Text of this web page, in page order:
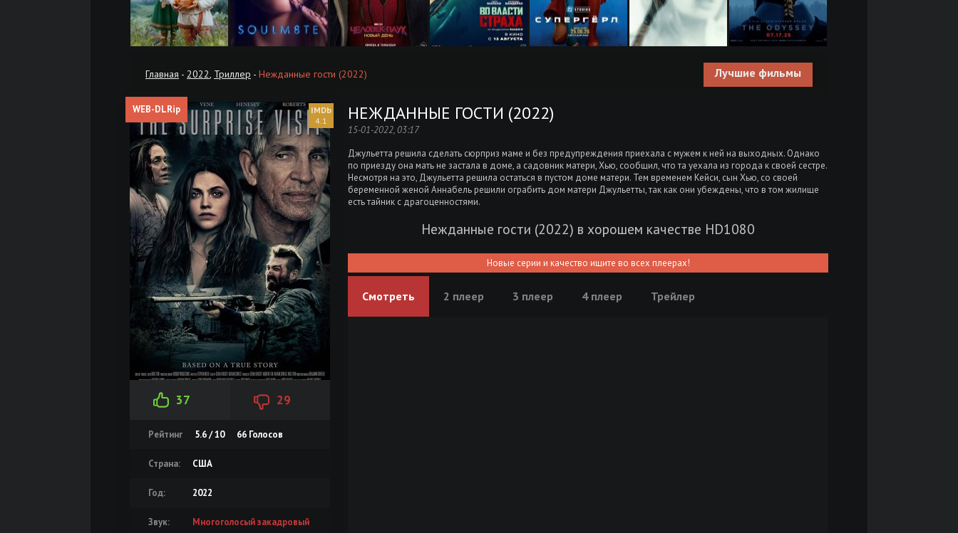
Главная - 2022, Триллер - Нежданные гости (2022) Лучшие фильмы
WEB-DLRip
4.1
37 29
Рейтинг 5.6 / 10 66 Голосов
Страна: США
Год: 2022
Звук: Многоголосый закадровый
НЕЖДАННЫЕ ГОСТИ (2022)
15-01-2022, 03:17
Джульетта решила сделать сюрприз маме и без предупреждения приехала с мужем к ней на выходных. Однако
по приезду она мать не застала в доме, а садовник матери, Хью, сообщил, что та уехала из города к своей сестре.
Несмотря на это, Джульетта решила остаться в пустом доме матери. Тем временем Кейси, сын Хью, со своей
беременной женой Аннабель решили ограбить дом матери Джульетты, так как они убеждены, что в том жилище
есть тайник с драгоценностями.
Нежданные гости (2022) в хорошем качестве HD1080
Новые серии и качество ищите во всех плеерах!
Смотреть 2 плеер 3 плеер 4 плеер Трейлер